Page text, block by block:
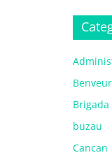
Brigada
buzau
Cancan